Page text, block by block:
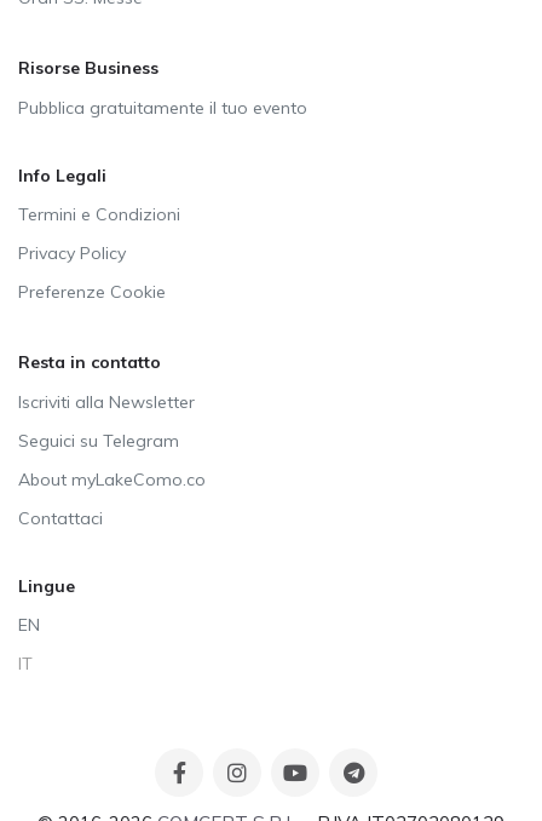
Risorse Business
Pubblica gratuitamente il tuo evento
Info Legali
Termini e Condizioni
Privacy Policy
Preferenze Cookie
Resta in contatto
Iscriviti alla Newsletter
Seguici su Telegram
About myLakeComo.co
Contattaci
Lingue
EN
IT